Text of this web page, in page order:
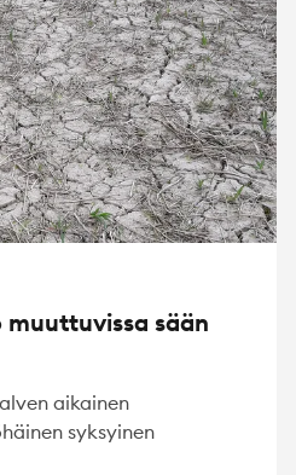
sään
aikainen
syksyinen